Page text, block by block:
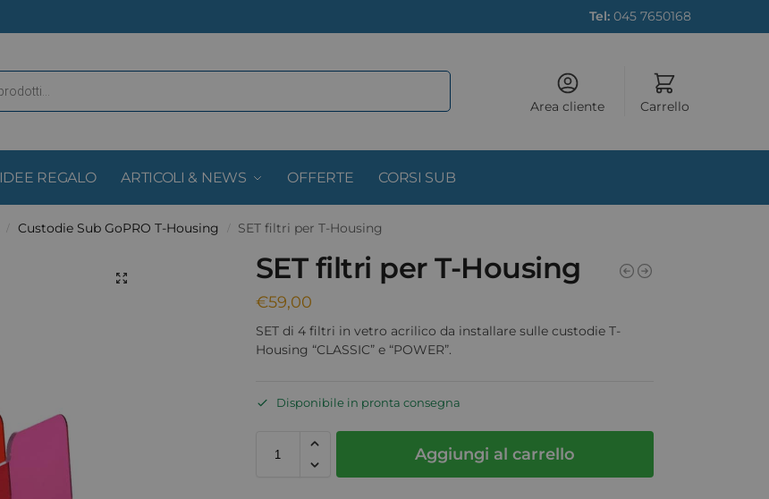
Tel: 045 7650168
Area cliente Carrello
IDEE REGALO ARTICOLI & NEWS OFFERTE CORSI SUB
Custodie Sub GoPRO T-Housing SET filtri per T-Housing
SET filtri per T-Housing
€59,00
SET di 4 filtri in vetro acrilico da installare sulle custodie T-
Housing “CLASSIC” e “POWER”.
Disponibile in pronta consegna
Aggiungi al carrello